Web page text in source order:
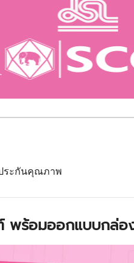
ระกันคุณภาพ
พร้อมออกแบบกล่